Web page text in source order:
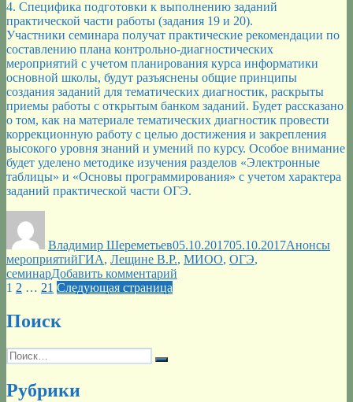
4. Специфика подготовки к выполнению заданий
практической части работы (задания 19 и 20).
Участники семинара получат практические рекомендации по
составлению плана контрольно-диагностических
мероприятий с учетом планирования курса информатики
основной школы, будут разъяснены общие принципы
создания заданий для тематических диагностик, раскрыты
приемы работы с открытым банком заданий. Будет рассказано
о том, как на материале тематических диагностик провести
коррекционную работу с целью достижения и закрепления
высокого уровня знаний и умений по курсу. Особое внимание
будет уделено методике изучения разделов «Электронные
таблицы» и «Основы программирования» с учетом характера
заданий практической части ОГЭ.
Владимир Шереметьев05.10.201705.10.2017Анонсы
мероприятийМетки
ГИА, Лещине В.Р., МИОО, ОГЭ,
семинарДобавить комментарий
Пагинация
записей
Страница
1 Страница
2 … Страница
21 Следующая страница
Поиск
Искать:
Поиск
Рубрики